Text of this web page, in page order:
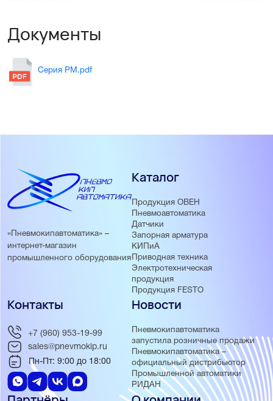
Документы
Серия PM.pdf
«Пневмокипавтоматика» –
интернет-магазин
промышленного оборудования
Каталог
Продукция ОВЕН
Пневмоавтоматика
Датчики
Запорная арматура
КИПиА
Приводная техника
Электротехническая
продукция
Продукция FESTO
Новости
Пневмокипавтоматика
запустила розничные продажи
Пневмокипавтоматика –
официальный дистрибьютор
Промышленной автоматики
РИДАН
Контакты
+7 (960) 953-19-99
sales@pnevmokip.ru
Пн-Пт: 9:00 до 18:00